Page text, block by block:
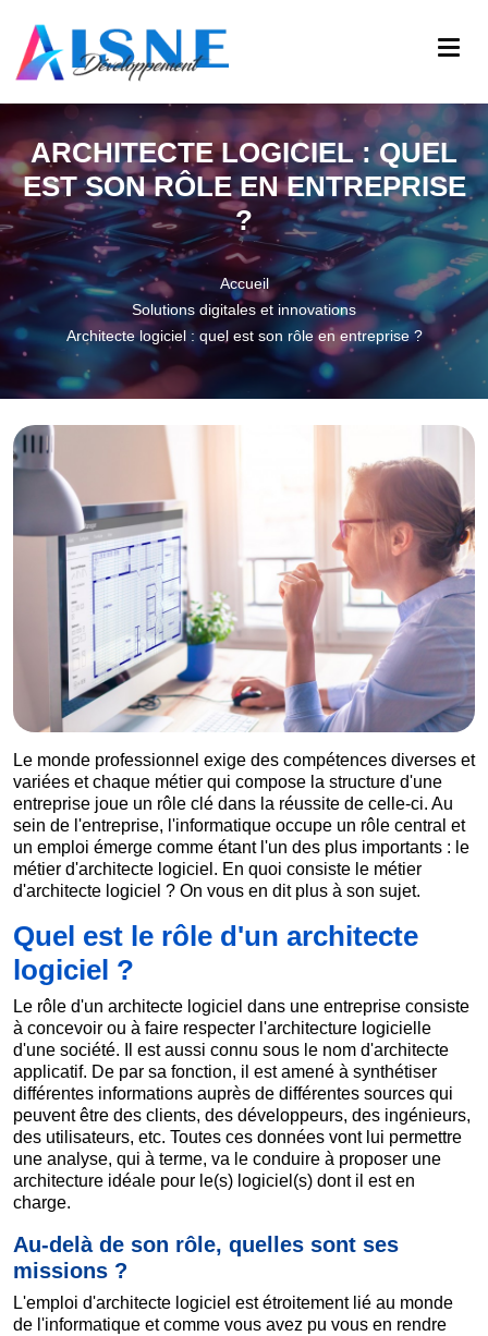
ARCHITECTE LOGICIEL : QUEL
EST SON RÔLE EN ENTREPRISE
?
Accueil
Solutions digitales et innovations
Architecte logiciel : quel est son rôle en entreprise ?
Le monde professionnel exige des compétences diverses et
variées et chaque métier qui compose la structure d'une
entreprise joue un rôle clé dans la réussite de celle-ci. Au
sein de l'entreprise, l'informatique occupe un rôle central et
un emploi émerge comme étant l'un des plus importants : le
métier d'architecte logiciel. En quoi consiste le métier
d'architecte logiciel ? On vous en dit plus à son sujet.
Quel est le rôle d'un architecte
logiciel ?
Le rôle d'un architecte logiciel dans une entreprise consiste
à concevoir ou à faire respecter l'architecture logicielle
d'une société. Il est aussi connu sous le nom d'architecte
applicatif. De par sa fonction, il est amené à synthétiser
différentes informations auprès de différentes sources qui
peuvent être des clients, des développeurs, des ingénieurs,
des utilisateurs, etc. Toutes ces données vont lui permettre
une analyse, qui à terme, va le conduire à proposer une
architecture idéale pour le(s) logiciel(s) dont il est en
charge.
Au-delà de son rôle, quelles sont ses
missions ?
L'emploi d'architecte logiciel est étroitement lié au monde
de l'informatique et comme vous avez pu vous en rendre